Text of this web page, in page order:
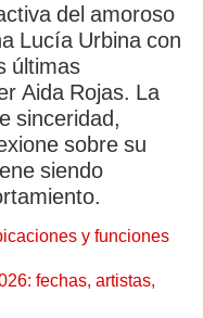
del amoroso
Lucía Urbina con
últimas
Aida Rojas. La
sinceridad,
sobre su
siendo
y funciones
fechas, artistas,